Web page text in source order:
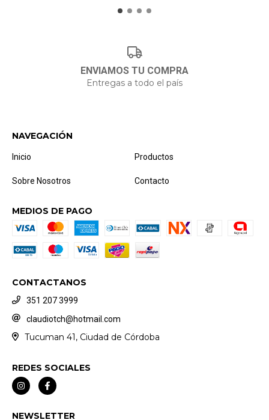
ENVIAMOS TU COMPRA
Entregas a todo el país
NAVEGACIÓN
Inicio Productos
Sobre Nosotros Contacto
MEDIOS DE PAGO
CONTACTANOS
351 207 3999
claudiotch@hotmail.com
Tucuman 41, Ciudad de Córdoba
REDES SOCIALES
NEWSLETTER